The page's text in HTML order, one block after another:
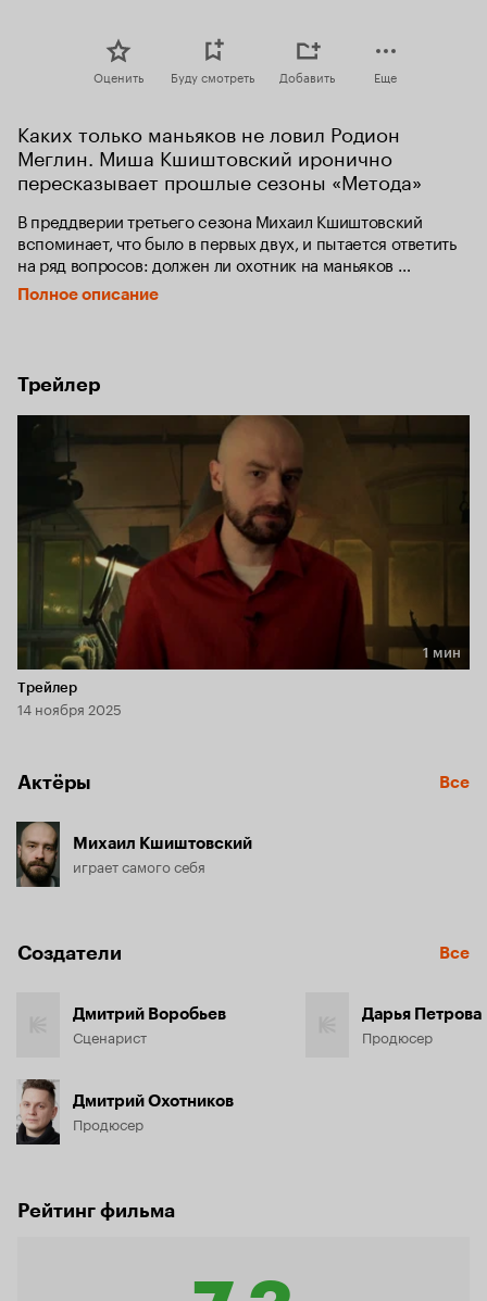
Оценить Буду смотреть Добавить Еще
Каких только маньяков не ловил Родион
Меглин. Миша Кшиштовский иронично
пересказывает прошлые сезоны «Метода»
В преддверии третьего сезона Михаил Кшиштовский
вспоминает, что было в первых двух, и пытается ответить
на ряд вопросов: должен ли охотник на маньяков
соблюдать уголовный кодекс; чем русский народный нуар
похож на «Настоящего детектива» и чего ждать
Полное описание
Трейлер
Длительность 1 мин
1 мин
Трейлер
14 ноября 2025
Актёры Все
Михаил Кшиштовский
играет самого себя
Создатели Все
Дмитрий Воробьев
Сценарист
Дмитрий Охотников
Продюсер
Дарья Петрова
Продюсер
Рейтинг фильма